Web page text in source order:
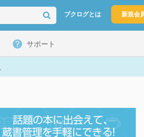
ブクログとは 新規会
サポート